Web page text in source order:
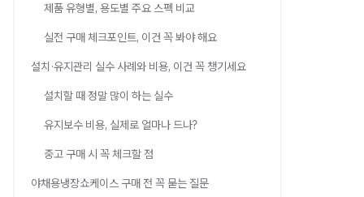
제품 유형별, 용도별 주요 스펙 비교
실전 구매 체크포인트, 이건 꼭 봐야 해요
설치·유지관리 실수 사례와 비용, 이건 꼭 챙기세요
설치할 때 정말 많이 하는 실수
유지보수 비용, 실제로 얼마나 드나?
중고 구매 시 꼭 체크할 점
야채용냉장쇼케이스 구매 전 꼭 묻는 질문